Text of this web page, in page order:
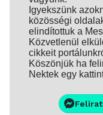
Igyekszünk
közösségi
elindítottuk a
Közvetlenül
cikkeit
Köszönjük ha
Nektek egy